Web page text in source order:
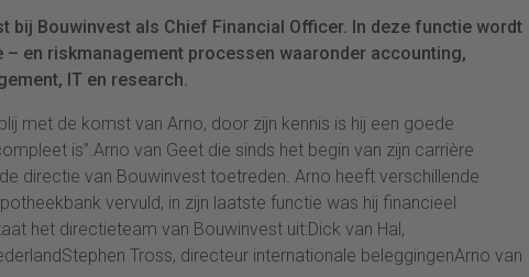
bij Bouwinvest als Chief Financial Officer. In deze functie wordt
en riskmanagement processen waaronder accounting,
IT en research.
met de komst van Arno, door zijn kennis is hij een goede
is”.Arno van Geet die sinds het begin van zijn carrière
directie van Bouwinvest toetreden. Arno heeft verschillende
vervuld, in zijn laatste functie was hij financieel
het directieteam van Bouwinvest uit:Dick van Hal,
Tross, directeur internationale beleggingenArno van